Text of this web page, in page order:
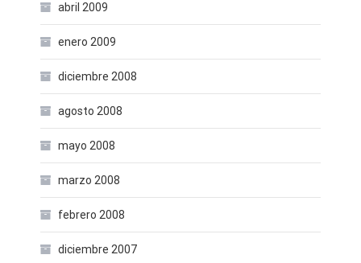
abril 2009
enero 2009
diciembre 2008
agosto 2008
mayo 2008
marzo 2008
febrero 2008
diciembre 2007